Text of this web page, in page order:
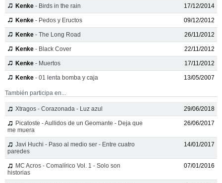
Kenke - Birds in the rain 17/12/2014
Kenke - Pedos y Eructos 09/12/2012
Kenke - The Long Road 26/11/2012
Kenke - Black Cover 22/11/2012
Kenke - Muertos 17/11/2012
Kenke - 01 lenta bomba y caja 13/05/2007
También participa en...
Xtragos - Corazonada - Luz azul 29/06/2018
Picatoste - Aullidos de un Geomante - Deja que
me muera
26/06/2017
Javi Huchi - Paso al medio ser - Entre cuatro
paredes
14/01/2017
MC Acros - Comalírico Vol. 1 - Solo son
historias
07/01/2016